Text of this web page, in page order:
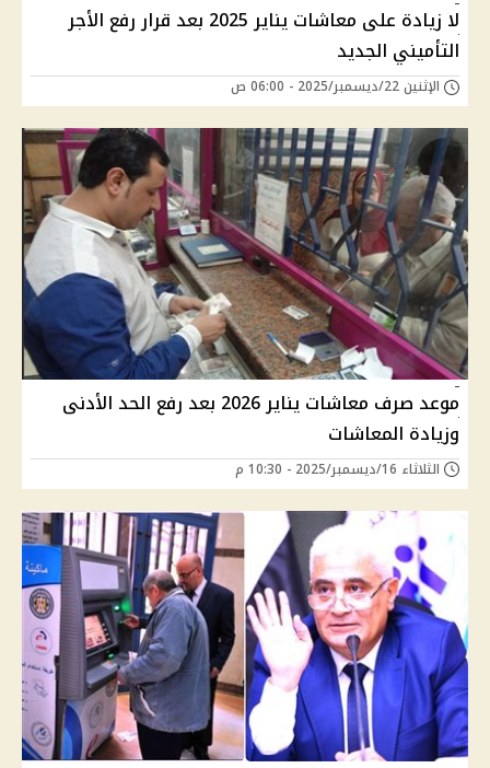
لا زيادة على معاشات يناير 2025 بعد قرار رفع الأجر
التأميني الجديد
الإثنين 22/ديسمبر/2025 - 06:00 ص
موعد صرف معاشات يناير 2026 بعد رفع الحد الأدنى
وزيادة المعاشات
الثلاثاء 16/ديسمبر/2025 - 10:30 م